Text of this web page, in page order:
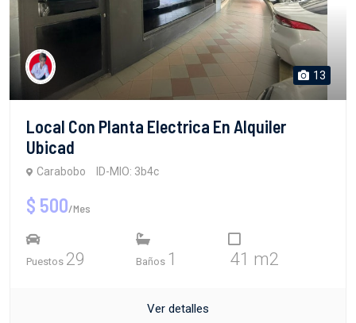
13
Local Con Planta Electrica En Alquiler
Ubicad
Carabobo ID-MIO: 3b4c
$ 500/Mes
Puestos 29 Baños 1 41 m2
Ver detalles